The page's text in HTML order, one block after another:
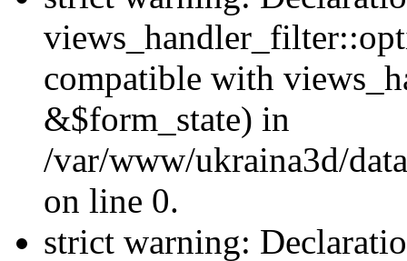
compatible with
&$form_state) in
/var/www/ukraina3d/
on line 0.
strict warning: